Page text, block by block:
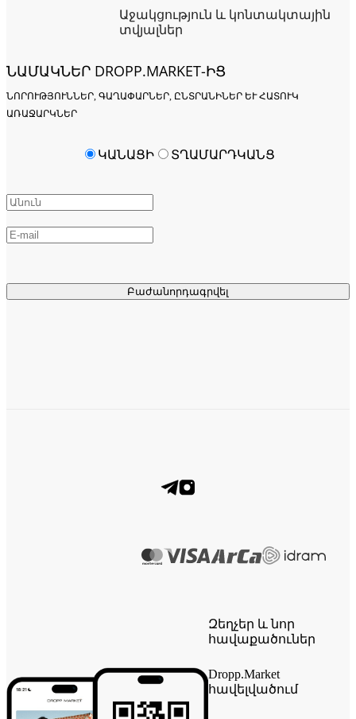
Աջակցություն և կոնտակտային
տվյալներ
ՆԱՄԱԿՆԵՐ DROPP.MARKET-ԻՑ
ՆՈՐՈՒԹՅՈՒՆՆԵՐ, ԳԱՂԱՓԱՐՆԵՐ, ԸՆՏՐԱՆԻՆԵՐ ԵՒ ՀԱՏՈՒԿ Ա
ՌԱՋԱՐԿՆԵՐ
Բաժանորդագրվել
ԿԱՆԱՑԻ ՏՂԱՄԱՐԴԿԱՆՑ
Զեղչեր և նոր
հավաքածուներ
Dropp.Market
հավելվածում